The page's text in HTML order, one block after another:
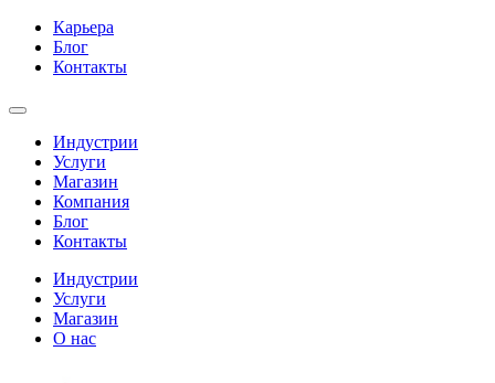
Карьера
Блог
Контакты
Индустрии
Услуги
Магазин
Компания
Блог
Контакты
Индустрии
Услуги
Магазин
О нас